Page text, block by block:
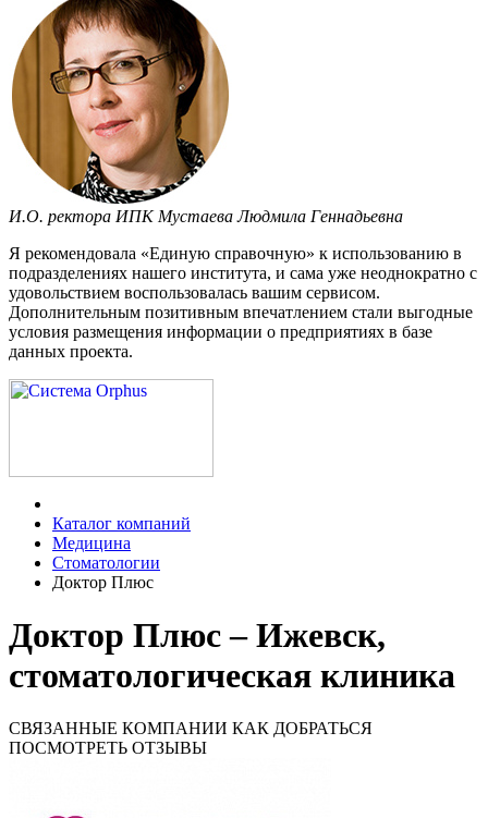
И.О. ректора ИПК Мустаева Людмила Геннадьевна
Я рекомендовала «Единую справочную» к использованию в
подразделениях нашего института, и сама уже неоднократно с
удовольствием воспользовалась вашим сервисом.
Дополнительным позитивным впечатлением стали выгодные
условия размещения информации о предприятиях в базе
данных проекта.
Каталог компаний
Медицина
Стоматологии
Доктор Плюс
Доктор Плюс – Ижевск,
стоматологическая клиника
СВЯЗАННЫЕ КОМПАНИИ КАК ДОБРАТЬСЯ
ПОСМОТРЕТЬ ОТЗЫВЫ